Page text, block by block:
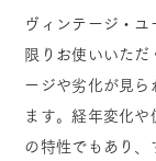
ヴィンテージ・ユ
限りお使いいただ
ージや劣化が見ら
ます。経年変化
の特性でもあり、